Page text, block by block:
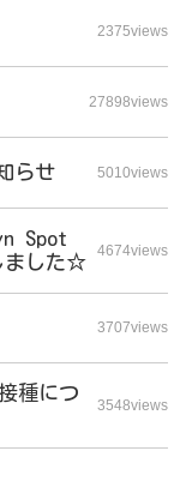
2375views
27898views
らせ 5010views
Spot
ました☆
4674views
3707views
種につ
3548views